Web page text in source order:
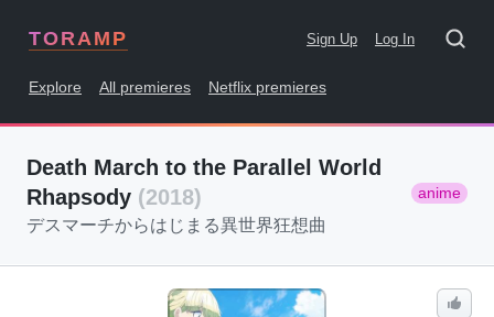
TORAMP Sign Up Log In
Explore All premieres Netflix premieres
Death March to the Parallel World
Rhapsody (2018) anime
デスマーチからはじまる異世界狂想曲